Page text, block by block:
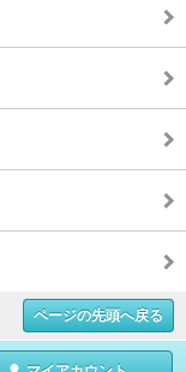
ページの先頭へ戻る